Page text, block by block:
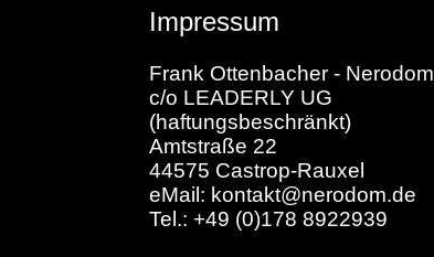
Impressum
Frank Ottenbacher - Nerodom
c/o LEADERLY UG
(haftungsbeschränkt)
Amtstraße 22
44575 Castrop-Rauxel
eMail: kontakt@nerodom.de
Tel.: +49 (0)178 8922939